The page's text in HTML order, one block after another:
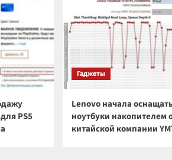
PS5
Гаджеты
Lenovo начала
ноутбуки накопителем
китайской компании